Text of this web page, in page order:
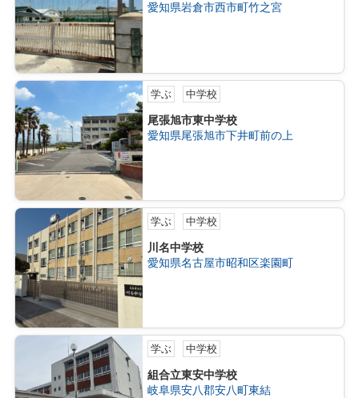
愛知県岩倉市西市町竹之宮
学ぶ 中学校
尾張旭市東中学校
愛知県尾張旭市下井町前の上
学ぶ 中学校
川名中学校
愛知県名古屋市昭和区楽園町
学ぶ 中学校
組合立東安中学校
岐阜県安八郡安八町東結